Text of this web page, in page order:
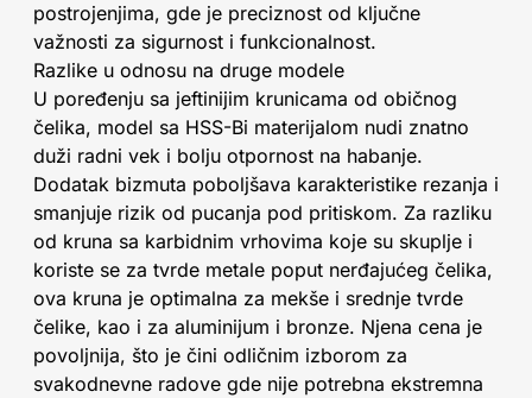
postrojenjima, gde je preciznost od ključne
važnosti za sigurnost i funkcionalnost.
Razlike u odnosu na druge modele
U poređenju sa jeftinijim krunicama od običnog
čelika, model sa HSS-Bi materijalom nudi znatno
duži radni vek i bolju otpornost na habanje.
Dodatak bizmuta poboljšava karakteristike rezanja i
smanjuje rizik od pucanja pod pritiskom. Za razliku
od kruna sa karbidnim vrhovima koje su skuplje i
koriste se za tvrde metale poput nerđajućeg čelika,
ova kruna je optimalna za mekše i srednje tvrde
čelike, kao i za aluminijum i bronze. Njena cena je
povoljnija, što je čini odličnim izborom za
svakodnevne radove gde nije potrebna ekstremna